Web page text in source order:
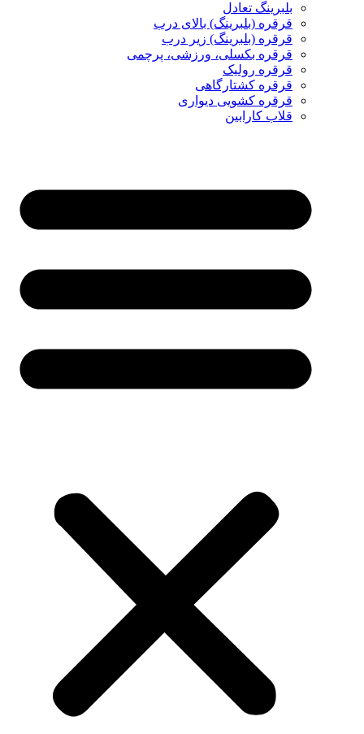
بلبرینگ تعادل
قرقره (بلبرینگ) بالای درب
قرقره (بلبرینگ) زیر درب
قرقره بکسلی، ورزشی، پرچمی
قرقره رولیک
قرقره کشتارگاهی
قرقره کشویی دیواری
قلاب کارابین